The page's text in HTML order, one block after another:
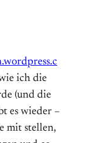
ich die
(und die
es wieder –
mit stellen,